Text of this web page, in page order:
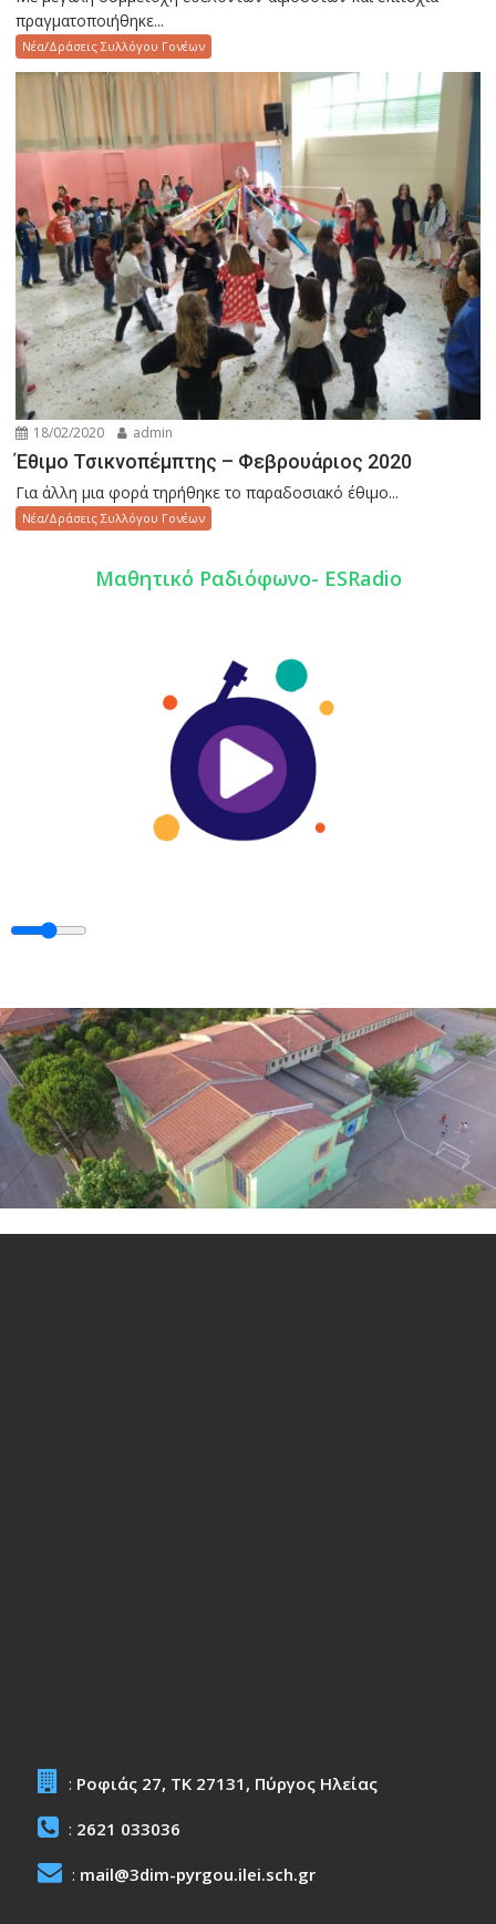
πραγματοποιήθηκε...
Νέα/Δράσεις Συλλόγου Γονέων
18/02/2020 admin
Έθιμο Τσικνοπέμπτης – Φεβρουάριος 2020
Για άλλη μια φορά τηρήθηκε το παραδοσιακό έθιμο...
Νέα/Δράσεις Συλλόγου Γονέων
Mαθητικό Ραδιόφωνο- ESRadio
: Ροφιάς 27, ΤΚ 27131, Πύργος Ηλείας
: 2621 033036
: mail@3dim-pyrgou.ilei.sch.gr